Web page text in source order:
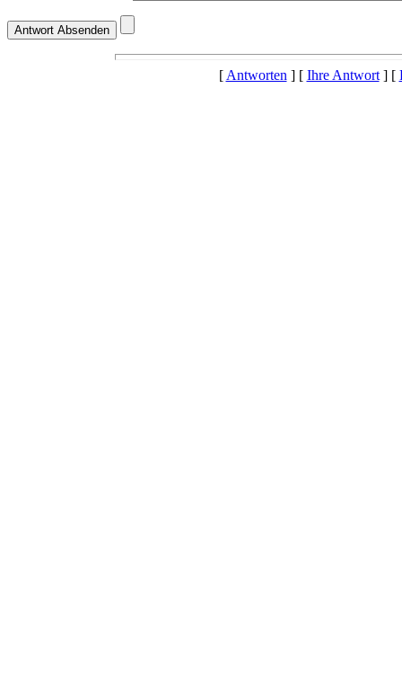
[Antworten] [ Ihre Antwort] [